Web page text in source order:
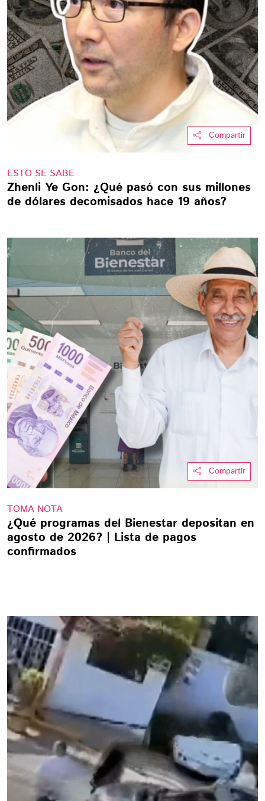
Compartir
ESTO SE SABE
Zhenli Ye Gon: ¿Qué pasó con sus millones
de dólares decomisados hace 19 años?
Compartir
TOMA NOTA
¿Qué programas del Bienestar depositan en
agosto de 2026? | Lista de pagos
confirmados